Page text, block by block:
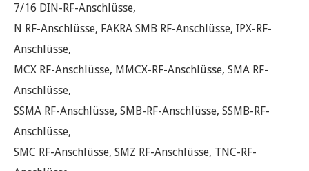
7/16 DIN-RF-Anschlüsse,
N RF-Anschlüsse, FAKRA SMB RF-Anschlüsse, IPX-RF-
Anschlüsse,
MCX RF-Anschlüsse, MMCX-RF-Anschlüsse, SMA RF-
Anschlüsse,
SSMA RF-Anschlüsse, SMB-RF-Anschlüsse, SSMB-RF-
Anschlüsse,
SMC RF-Anschlüsse, SMZ RF-Anschlüsse, TNC-RF-